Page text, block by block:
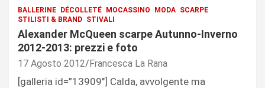
BALLERINE DÉCOLLETÉ MOCASSINO MODA SCARPE
STILISTI & BRAND STIVALI
Alexander McQueen scarpe Autunno-Inverno
2012-2013: prezzi e foto
17 Agosto 2012 Francesca La Rana
[galleria id=”13909″] Calda, avvolgente ma